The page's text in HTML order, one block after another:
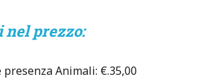
prezzo:
Animali: €.35,00